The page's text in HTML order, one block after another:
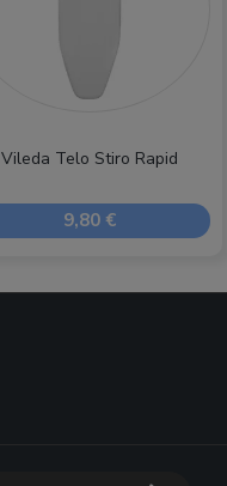
Vileda Telo Stiro Rapid
9,80 €